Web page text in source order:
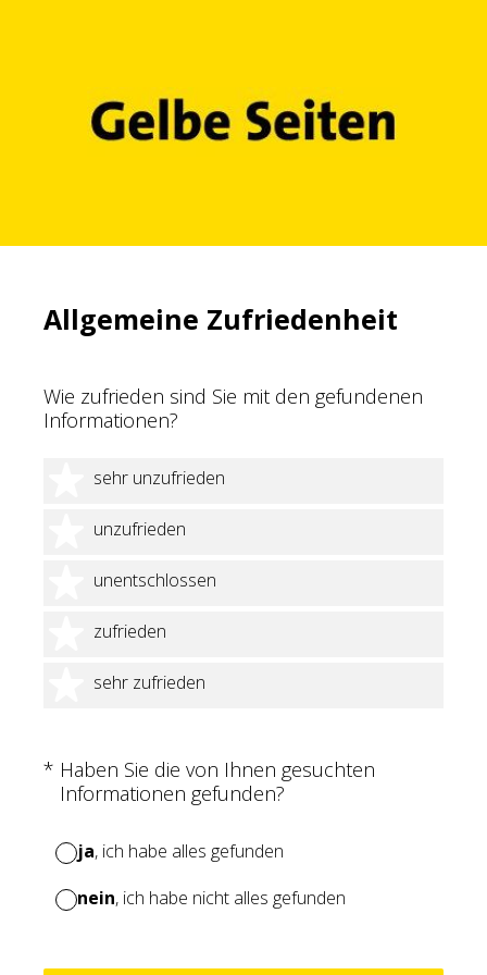
Allgemeine Zufriedenheit
Wie zufrieden sind Sie mit den gefundenen
Informationen?
sehr unzufrieden
1 Stern
unzufrieden
2 Sterne
unentschlossen
3 Sterne
zufrieden
4 Sterne
sehr zufrieden
5 Sterne
* Haben Sie die von Ihnen gesuchten
Informationen gefunden?
(Erforderlich.)
ja, ich habe alles gefunden
nein, ich habe nicht alles gefunden